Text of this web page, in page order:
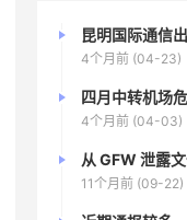
昆明国际通信
4个月前 (04-23)
四月中转机场
4个月前 (04-03)
从 GFW 泄露
11个月前 (09-22)